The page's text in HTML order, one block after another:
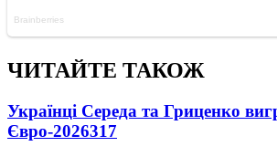
ЧИТАЙТЕ ТАКОЖ
Українці Середа та Гриценко
Євро-2026317